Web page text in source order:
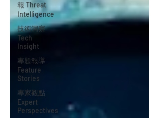
報 Threat
Intelligence
技術洞察
Tech
Insight
專題報導
Feature
Stories
專家觀點
Expert
Perspectives